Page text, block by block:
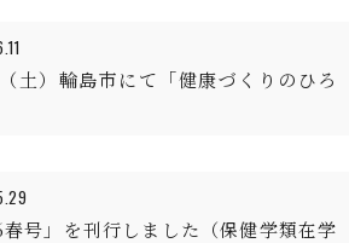
土）輪島市にて「健康づくりのひろ
春号」を刊行しました（保健学類在学